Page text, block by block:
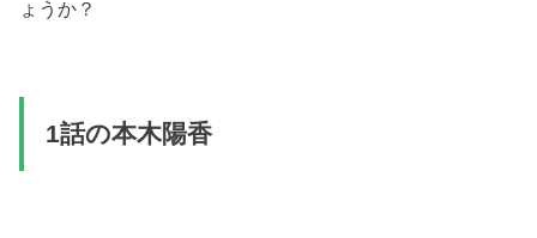
ょうか？
1話の本木陽香